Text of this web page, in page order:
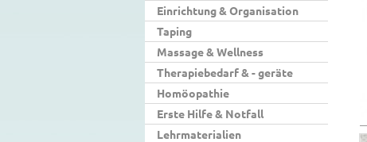
Einrichtung & Organisation
Taping
Massage & Wellness
Therapiebedarf & - geräte
Homöopathie
Erste Hilfe & Notfall
Lehrmaterialien